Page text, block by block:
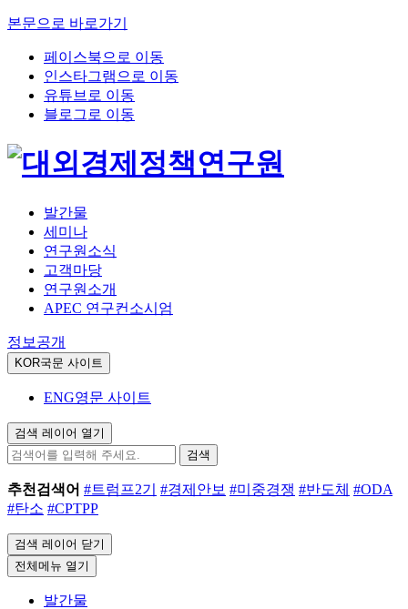
본문으로 바로가기
페이스북으로 이동
인스타그램으로 이동
유튜브로 이동
블로그로 이동
발간물
세미나
연구원소식
고객마당
연구원소개
APEC 연구컨소시엄
정보공개
KOR국문 사이트
ENG영문 사이트
검색 레이어 열기
검색
추천검색어 #트럼프2기 #경제안보 #미중경쟁 #반도체 #ODA
#탄소 #CPTPP
검색 레이어 닫기
전체메뉴 열기
발간물